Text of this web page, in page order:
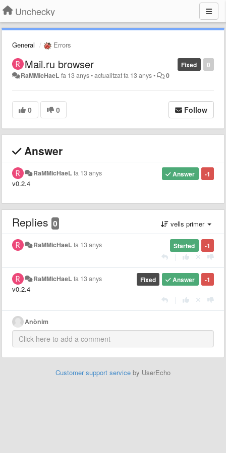
Unchecky
General Errors
0
Fixed
Mail.ru browser
RaMMicHaeL fa 13 anys•actualitzatfa 13 anys• 0
0 0 Follow
Answer
-1
Answer
RaMMicHaeL fa 13 anys
v0.2.4
Replies 0 vells primer
-1
Started
RaMMicHaeL fa 13 anys
-1
Answer
Fixed
RaMMicHaeL fa 13 anys
v0.2.4
Anònim
Customer support service by UserEcho